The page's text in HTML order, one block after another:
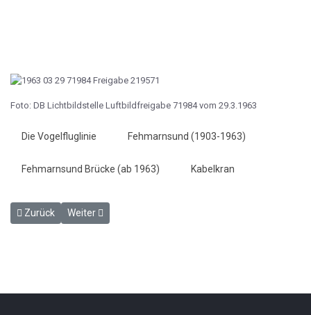
Foto: DB Lichtbildstelle Luftbildfreigabe 71984 vom 29.3.1963
Die Vogelfluglinie Fehmarnsund (1903-1963)
Fehmarnsund Brücke (ab 1963) Kabelkran
Vorheriger Beitrag: Die Brücke über den Fehmarnsund Herbst 1962
Zurück Nächster Beitrag: Die Belastungsprobe der Sundbrücke
Weiter